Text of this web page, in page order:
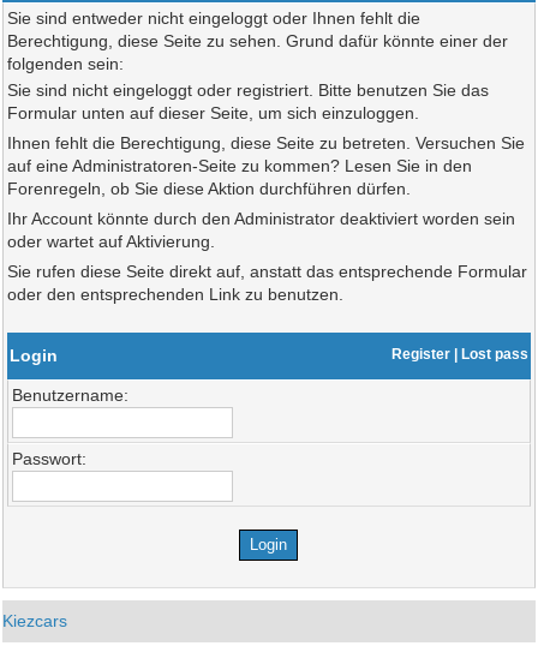
Sie sind entweder nicht eingeloggt oder Ihnen fehlt die
Berechtigung, diese Seite zu sehen. Grund dafür könnte einer der
folgenden sein:
Sie sind nicht eingeloggt oder registriert. Bitte benutzen Sie das
Formular unten auf dieser Seite, um sich einzuloggen.
Ihnen fehlt die Berechtigung, diese Seite zu betreten. Versuchen Sie
auf eine Administratoren-Seite zu kommen? Lesen Sie in den
Forenregeln, ob Sie diese Aktion durchführen dürfen.
Ihr Account könnte durch den Administrator deaktiviert worden sein
oder wartet auf Aktivierung.
Sie rufen diese Seite direkt auf, anstatt das entsprechende Formular
oder den entsprechenden Link zu benutzen.
Login Register| Lost pass
Benutzername:
Passwort:
Kiezcars